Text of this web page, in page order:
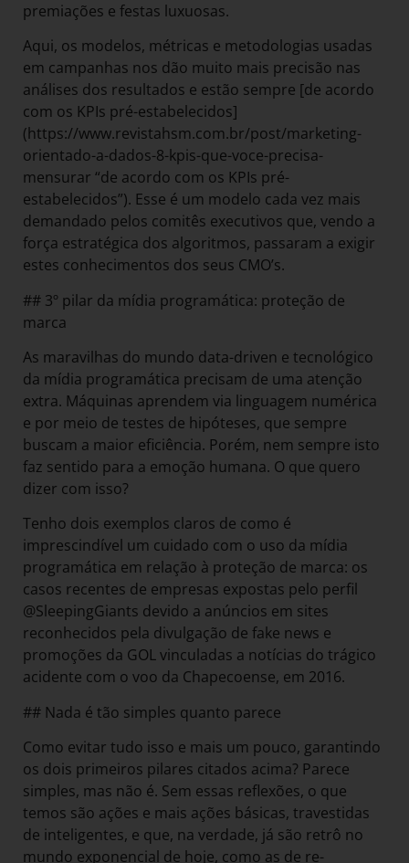
premiações e festas luxuosas.
Aqui, os modelos, métricas e metodologias usadas
em campanhas nos dão muito mais precisão nas
análises dos resultados e estão sempre [de acordo
com os KPIs pré-estabelecidos]
(https://www.revistahsm.com.br/post/marketing-
orientado-a-dados-8-kpis-que-voce-precisa-
mensurar “de acordo com os KPIs pré-
estabelecidos”). Esse é um modelo cada vez mais
demandado pelos comitês executivos que, vendo a
força estratégica dos algoritmos, passaram a exigir
estes conhecimentos dos seus CMO’s.
## 3º pilar da mídia programática: proteção de
marca
As maravilhas do mundo data-driven e tecnológico
da mídia programática precisam de uma atenção
extra. Máquinas aprendem via linguagem numérica
e por meio de testes de hipóteses, que sempre
buscam a maior eficiência. Porém, nem sempre isto
faz sentido para a emoção humana. O que quero
dizer com isso?
Tenho dois exemplos claros de como é
imprescindível um cuidado com o uso da mídia
programática em relação à proteção de marca: os
casos recentes de empresas expostas pelo perfil
@SleepingGiants devido a anúncios em sites
reconhecidos pela divulgação de fake news e
promoções da GOL vinculadas a notícias do trágico
acidente com o voo da Chapecoense, em 2016.
## Nada é tão simples quanto parece
Como evitar tudo isso e mais um pouco, garantindo
os dois primeiros pilares citados acima? Parece
simples, mas não é. Sem essas reflexões, o que
temos são ações e mais ações básicas, travestidas
de inteligentes, e que, na verdade, já são retrô no
mundo exponencial de hoje, como as de re-